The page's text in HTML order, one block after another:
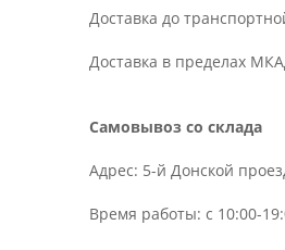
Доставка до
Доставка в пределах
Самовывоз со склада
Адрес: 5-й Донской
Время работы: с 10:00-